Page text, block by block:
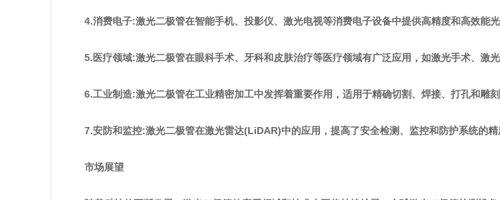
4.消费电子:激光二极管在智能手机、投影仪、激光电视等消费电子设备中提供高精度和高效能光
5.医疗领域:激光二极管在眼科手术、牙科和皮肤治疗等医疗领域有广泛应用，如激光手术、激光
6.工业制造:激光二极管在工业精密加工中发挥着重要作用，适用于精确切割、焊接、打孔和雕刻
7.安防和监控:激光二极管在激光雷达(LiDAR)中的应用，提高了安全检测、监控和防护系统的
市场展望